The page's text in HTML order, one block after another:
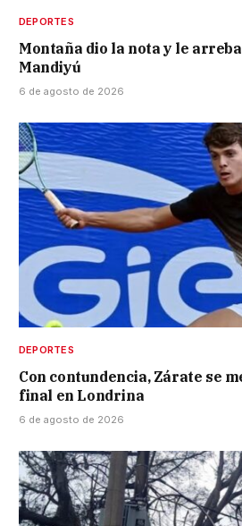
DEPORTES
Montaña dio la nota y le
Mandiyú
6 de agosto de 2026
DEPORTES
Con contundencia, Zárate se
final en Londrina
6 de agosto de 2026